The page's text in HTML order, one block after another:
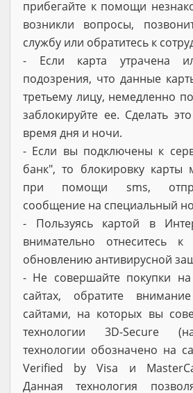
прибегайте к помощи
возникли вопросы,
службу или обратитесь к
- Если карта утрачена
подозрения, что данные
третьему лицу, немедленно
заблокируйте ее. Сделать
время дня и ночи.
- Если вы подключены к
банк", то блокировку карты
при помощи sms,
сообщение на специальный
- Пользуясь картой в
внимательно отнеситесь к
обновлению антивирусной
- Не совершайте покупки на
сайтах, обратите
сайтами, на которых вы
технологии 3D-Secure
технологии обозначено на
Verified by Visa и
Данная технология